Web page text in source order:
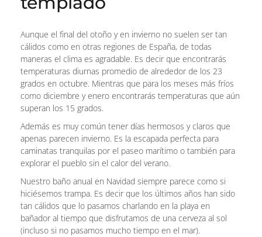
Aunque el final del otoño y en invierno no suelen ser tan
cálidos como en otras regiones de España, de todas
maneras el clima es agradable. Es decir que encontrarás
temperaturas diurnas promedio de alrededor de los 23
grados en octubre. Mientras que para los meses más fríos
como diciembre y enero encontrarás temperaturas que aún
superan los 15 grados.
Además es muy común tener días hermosos y claros que
apenas parecen invierno. Es la escapada perfecta para
caminatas tranquilas por el paseo marítimo o también para
explorar el pueblo sin el calor del verano.
Nuestro baño anual en Navidad siempre parece como si
hiciésemos trampa. Es decir que los últimos años han sido
tan cálidos que lo pasamos charlando en la playa en
bañador al tiempo que disfrutamos de una cerveza al sol
(incluso si no pasamos mucho tiempo en el mar).